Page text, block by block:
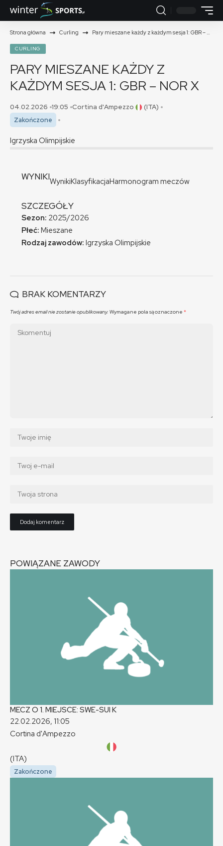
Strona główna Curling Pary mieszane każdy z każdym sesja 1: GBR – NOR
CURLING
PARY MIESZANE KAŻDY Z
KAŻDYM SESJA 1: GBR – NOR X
04.02.2026 19:05 Cortina d'Ampezzo
(ITA)
Zakończone
Igrzyska Olimpijskie
WYNIKIWynikiKlasyfikacjaHarmonogram meczów
SZCZEGÓŁY
Sezon: 2025/2026
Płeć: Mieszane
Rodzaj zawodów: Igrzyska Olimpijskie
BRAK KOMENTARZY
Twój adres email nie zostanie opublikowany. Wymagane pola są oznaczone *
POWIĄZANE ZAWODY
MECZ O 1. MIEJSCE: SWE-SUI K
22.02.2026, 11:05
Cortina d'Ampezzo
(ITA)
Zakończone